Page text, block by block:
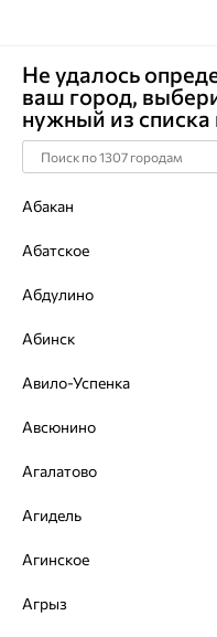
Главная Каталог Серьги
Серьги,
Артикул:2-786
Не удалось
ваш город,
нужный из
Абакан
Абатское
Абдулино
Абинск
Авило-Успенка
Авсюнино
Агалатово
Агидель
Агинское
Агрыз